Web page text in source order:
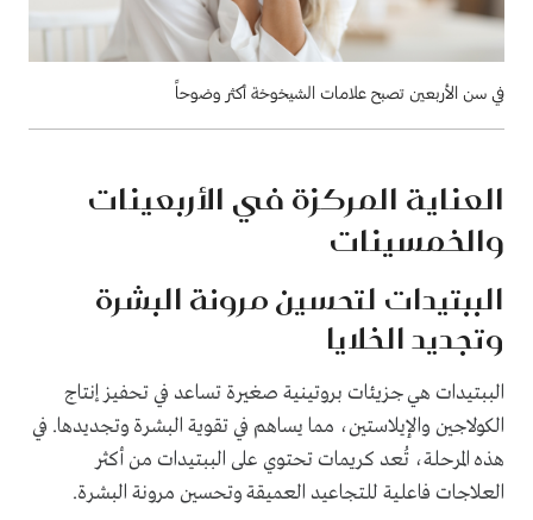
في سن الأربعين تصبح علامات الشيخوخة أكثر وضوحاً
العناية المركزة في الأربعينات
والخمسينات
الببتيدات لتحسين مرونة البشرة
وتجديد الخلايا
الببتيدات هي جزيئات بروتينية صغيرة تساعد في تحفيز إنتاج
الكولاجين والإيلاستين، مما يساهم في تقوية البشرة وتجديدها. في
هذه المرحلة، تُعد كريمات تحتوي على الببتيدات من أكثر
العلاجات فاعلية للتجاعيد العميقة وتحسين مرونة البشرة.